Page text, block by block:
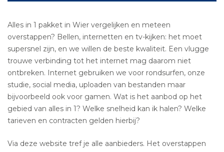
Alles in 1 pakket in Wier vergelijken en meteen
overstappen? Bellen, internetten en tv-kijken: het moet
supersnel zijn, en we willen de beste kwaliteit. Een vlugge
trouwe verbinding tot het internet mag daarom niet
ontbreken. Internet gebruiken we voor rondsurfen, onze
studie, social media, uploaden van bestanden maar
bijvoorbeeld ook voor gamen. Wat is het aanbod op het
gebied van alles in 1? Welke snelheid kan ik halen? Welke
tarieven en contracten gelden hierbij?
Via deze website tref je alle aanbieders. Het overstappen